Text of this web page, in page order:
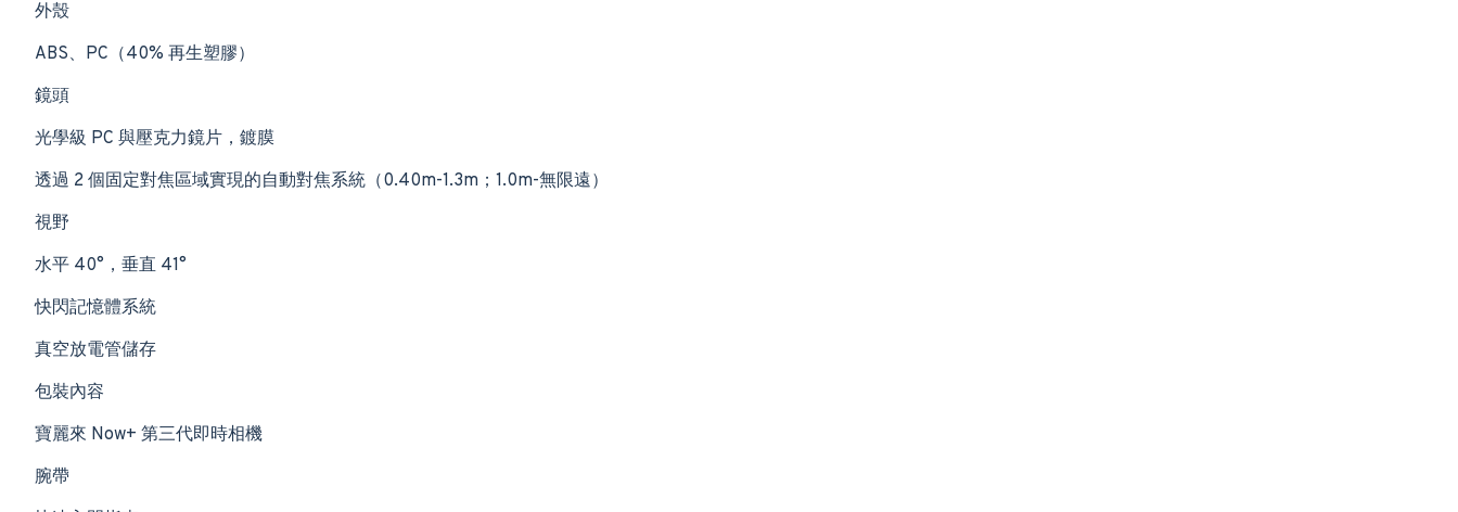
外殼
ABS、PC（40% 再生塑膠）
鏡頭
光學級 PC 與壓克力鏡片，鍍膜
透過 2 個固定對焦區域實現的自動對焦系統（0.40m-1.3m；1.0m-無限遠）
視野
水平 40°，垂直 41°
快閃記憶體系統
真空放電管儲存
包裝內容
寶麗來 Now+ 第三代即時相機
腕帶